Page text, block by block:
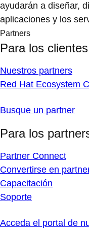
ayudarán a diseñar,
aplicaciones y los
Partners
Para los clientes
Nuestros partners
Red Hat Ecosystem
Busque un partner
Para los
Partner Connect
Convertirse en
Capacitación
Soporte
Acceda el portal de